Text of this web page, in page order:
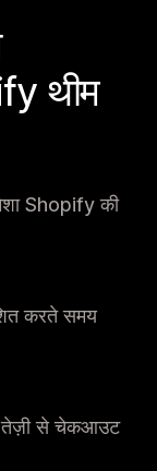
थीम
Shopify की
करते समय
तेज़ी से चेकआउट